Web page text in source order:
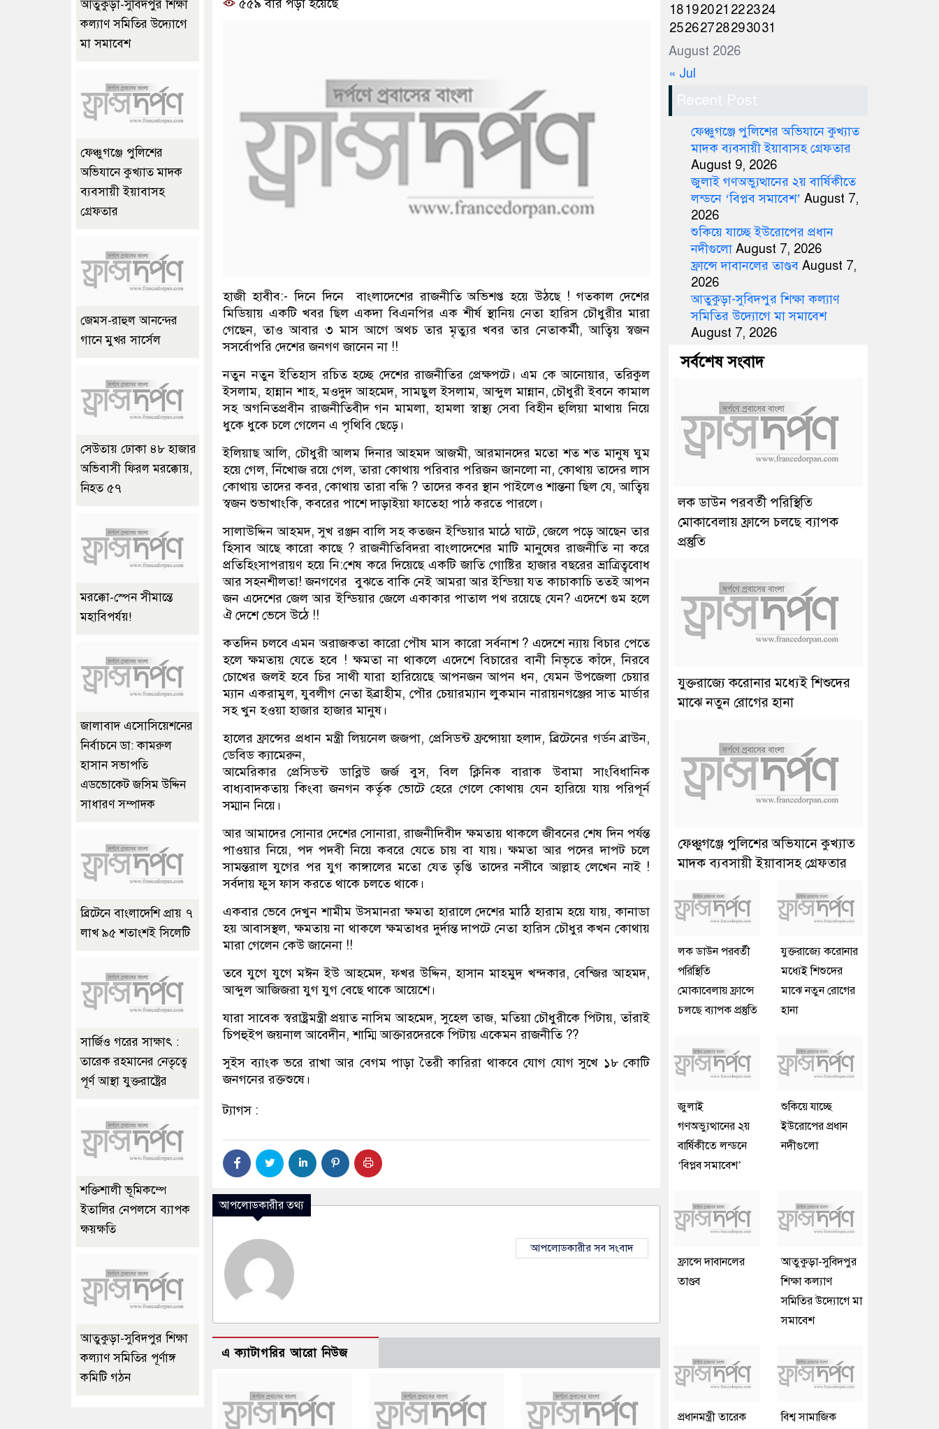
৫৫৯ বার পড়া হয়েছে
হাজী হাবীব:- দিনে দিনে বাংলাদেশের রাজনীতি অভিশপ্ত হয়ে উঠছে ! গতকাল দেশের
মিডিয়ায় একটি খবর ছিল একদা বিএনপির এক শীর্ষ স্থানিয় নেতা হারিস চৌধুরীর মারা
গেছেন, তাও আবার ৩ মাস আগে অথচ তার মৃত্যুর খবর তার নেতাকর্মী, আত্বিয় স্বজন
সসর্বোপরি দেশের জনগণ জানেন না !!
নতুন নতুন ইতিহাস রচিত হচ্ছে দেশের রাজনীতির প্রেক্ষপটে। এম কে আনোয়ার, তরিকুল
ইসলাম, হান্নান শাহ, মওদুদ আহমেদ, সামছুল ইসলাম, আব্দুল মান্নান, চৌধুরী ইবনে কামাল
সহ অগনিতপ্রবীন রাজনীতিবীদ গন মামলা, হামলা স্বাস্থ্য সেবা বিহীন হুলিয়া মাথায় নিয়ে
ধুকে ধুকে চলে গেলেন এ পৃথিবি ছেড়ে।
ইলিয়াছ আলি, চৌধুরী আলম দিনার আহমদ আজমী, আরমানদের মতো শত শত মানুষ ঘুম
হয়ে গেল, নিঁখোজ রয়ে গেল, তারা কোথায় পরিবার পরিজন জানলো না, কোথায় তাদের লাস
কোথায় তাদের কবর, কোথায় তারা বন্ধি ? তাদের কবর স্থান পাইলেও শান্তনা ছিল যে, আত্বিয়
স্বজন শুভাখাংকি, কবরের পাশে দাড়াইয়া ফাতেহা পাঠ করতে পারলে।
সালাউদ্দিন আহমদ, সুখ রঞ্জন বালি সহ কতজন ইন্ডিয়ার মাঠে ঘাটে, জেলে পড়ে আছেন তার
হিসাব আছে কারো কাছে ? রাজনীতিবিদরা বাংলাদেশের মাটি মানুষের রাজনীতি না করে
প্রতিহিংসাপরায়ণ হয়ে নি:শেষ করে দিয়েছে একটি জাতি গোষ্টির হাজার বছরের ভ্রাত্রিত্ববোধ
আর সহনশীলতা! জনগণের বুঝতে বাকি নেই আমরা আর ইন্ডিয়া যত কাচাকাচি ততই আপন
জন এদেশের জেল আর ইন্ডিয়ার জেলে একাকার পাতাল পথ রয়েছে যেন? এদেশে গুম হলে
ঐ দেশে ভেসে উঠে !!
কতদিন চলবে এমন অরাজকতা কারো পৌষ মাস কারো সর্বনাশ ? এদেশে ন্যায় বিচার পেতে
হলে ক্ষমতায় যেতে হবে ! ক্ষমতা না থাকলে এদেশে বিচারের বানী নিভৃতে কাঁদে, নিরবে
চোখের জলই হবে চির সাথী যারা হারিয়েছে আপনজন আপন ধন, যেমন উপজেলা চেয়ার
ম্যান একরামুল, যুবলীগ নেতা ইব্রাহীম, পৌর চেয়ারম্যান লুকমান নারায়নগঞ্জের সাত মার্ডার
সহ খুন হওয়া হাজার হাজার মানুষ।
হালের ফ্রান্সের প্রধান মন্ত্রী লিয়নেল জজপা, প্রেসিডন্ট ফ্রন্সোয়া হলাদ, ব্রিটেনের গর্ডন ব্রাউন,
ডেবিড ক্যামেরুন,
আমেরিকার প্রেসিডন্ট ডাব্লিউ জর্জ বুস, বিল ক্লিনিক বারাক উবামা সাংবিধানিক
বাধ্যবাদকতায় কিংবা জনগন কর্তৃক ভোটে হেরে গেলে কোথায় যেন হারিয়ে যায় পরিপূর্ন
সম্মান নিয়ে।
আর আমাদের সোনার দেশের সোনারা, রাজনীদিবীদ ক্ষমতায় থাকলে জীবনের শেষ দিন পর্যন্ত
পাওয়ার নিয়ে, পদ পদবী নিয়ে কবরে যেতে চায় বা যায়। ক্ষমতা আর পদের দাপট চলে
সামন্তরাল যুগের পর যুগ কাঙ্গালের মতো যেত তৃপ্তি তাদের নসীবে আল্লাহ লেখেন নাই !
সর্বদায় ফুস ফাস করতে থাকে চলতে থাকে।
একবার ভেবে দেখুন শামীম উসমানরা ক্ষমতা হারালে দেশের মাঠি হারাম হয়ে যায়, কানাডা
হয় আবাসস্থল, ক্ষমতায় না থাকলে ক্ষমতাধর দুর্দান্ত দাপটে নেতা হারিস চৌধুর কখন কোথায়
মারা গেলেন কেউ জানেনা !!
তবে যুগে যুগে মঈন ইউ আহমেদ, ফখর উদ্দিন, হাসান মাহমুদ খন্দকার, বেন্জির আহমদ,
আব্দুল আজিজরা যুগ যুগ বেছে থাকে আয়েশে।
যারা সাবেক স্বরাষ্ট্রমন্ত্রী প্রয়াত নাসিম আহমেদ, সুহেল তাজ, মতিয়া চৌধুরীকে পিটায়, তাঁরাই
চিপহুইপ জয়নাল আবেদীন, শাম্মি আক্তারদেরকে পিটায় একেমন রাজনীতি ??
সুইস ব্যাংক ভরে রাখা আর বেগম পাড়া তৈরী কারিরা থাকবে যোগ যোগ সুখে ১৮ কোটি
জনগনের রক্তশুষে।
ট্যাগস :
আপলোডকারীর তথ্য
আপলোডকারীর সব সংবাদ
এ ক্যাটাগরির আরো নিউজ
আতুকুড়া-সুবিদপুর শিক্ষা
কল্যাণ সমিতির উদ্যোগে
মা সমাবেশ
ফেঞ্চুগঞ্জে পুলিশের
অভিযানে কুখ্যাত মাদক
ব্যবসায়ী ইয়াবাসহ
গ্রেফতার
জেমস-রাহুল আনন্দের
গানে মুখর সার্সেল
সেউতায় ঢোকা ৪৮ হাজার
অভিবাসী ফিরল মরক্কোয়,
নিহত ৫৭
মরক্কো-স্পেন সীমান্তে
মহাবিপর্যয়!
জালাবাদ এসোসিয়েশনের
নির্বাচনে ডা: কামরুল
হাসান সভাপতি
এডভোকেট জসিম উদ্দিন
সাধারণ সম্পাদক
ব্রিটেনে বাংলাদেশি প্রায় ৭
লাখ ৯৫ শতাংশই সিলেটি
সার্জিও গরের সাক্ষাৎ :
তারেক রহমানের নেতৃত্বে
পূর্ণ আস্থা যুক্তরাষ্ট্রের
শক্তিশালী ভূমিকম্পে
ইতালির নেপলসে ব্যাপক
ক্ষয়ক্ষতি
আতুকুড়া-সুবিদপুর শিক্ষা
কল্যাণ সমিতির পূর্ণাঙ্গ
কমিটি গঠন
August 2026
18192021 222324
25262728293031
« Jul
Recent Post
ফেঞ্চুগঞ্জে পুলিশের অভিযানে কুখ্যাত
মাদক ব্যবসায়ী ইয়াবাসহ গ্রেফতার
August 9, 2026
জুলাই গণঅভ্যুত্থানের ২য় বার্ষিকীতে
লন্ডনে ‘বিপ্লব সমাবেশ’ August 7,
2026
শুকিয়ে যাচ্ছে ইউরোপের প্রধান
নদীগুলো August 7, 2026
ফ্রান্সে দাবানলের তাণ্ডব August 7,
2026
আতুকুড়া-সুবিদপুর শিক্ষা কল্যাণ
সমিতির উদ্যোগে মা সমাবেশ
August 7, 2026
সর্বশেষ সংবাদ
লক ডাউন পরবর্তী পরিস্থিতি
মোকাবেলায় ফ্রান্সে চলছে ব্যাপক
প্রস্তুতি
যুক্তরাজ্যে করোনার মধ্যেই শিশুদের
মাঝে নতুন রোগের হানা
ফেঞ্চুগঞ্জে পুলিশের অভিযানে কুখ্যাত
মাদক ব্যবসায়ী ইয়াবাসহ গ্রেফতার
লক ডাউন পরবর্তী
পরিস্থিতি
মোকাবেলায় ফ্রান্সে
চলছে ব্যাপক প্রস্তুতি
যুক্তরাজ্যে করোনার
মধ্যেই শিশুদের
মাঝে নতুন রোগের
হানা
জুলাই
গণঅভ্যুত্থানের ২য়
বার্ষিকীতে লন্ডনে
‘বিপ্লব সমাবেশ’
শুকিয়ে যাচ্ছে
ইউরোপের প্রধান
নদীগুলো
ফ্রান্সে দাবানলের
তাণ্ডব
আতুকুড়া-সুবিদপুর
শিক্ষা কল্যাণ
সমিতির উদ্যোগে মা
সমাবেশ
প্রধানমন্ত্রী তারেক
বিশ্ব সামাজিক